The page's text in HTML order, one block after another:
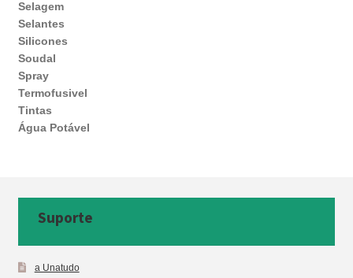
Selagem
Selantes
Silicones
Soudal
Spray
Termofusivel
Tintas
Água Potável
Suporte
a Unatudo